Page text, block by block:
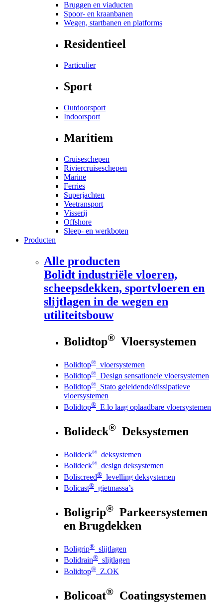
Bruggen en viaducten
Spoor- en kraanbanen
Wegen, startbanen en platforms
Residentieel
Particulier
Sport
Outdoorsport
Indoorsport
Maritiem
Cruiseschepen
Riviercruiseschepen
Marine
Ferries
Superjachten
Veetransport
Visserij
Offshore
Sleep- en werkboten
Producten
Alle producten
Bolidt industriële vloeren,
scheepsdekken, sportvloeren en
slijtlagen in de wegen en
utiliteitsbouw
Bolidtop® Vloersystemen
Bolidtop® vloersystemen
Bolidtop® Design sensationele vloersystemen
Bolidtop® Stato geleidende/dissipatieve
vloersystemen
Bolidtop® E.lo laag oplaadbare vloersystemen
Bolideck® Deksystemen
Bolideck® deksystemen
Bolideck® design deksystemen
Boliscreed® levelling deksystemen
Bolicast® gietmassa’s
Boligrip® Parkeersystemen
en Brugdekken
Boligrip® slijtlagen
Bolidrain® slijtlagen
Bolidtop® Z.OK
Bolicoat® Coatingsystemen